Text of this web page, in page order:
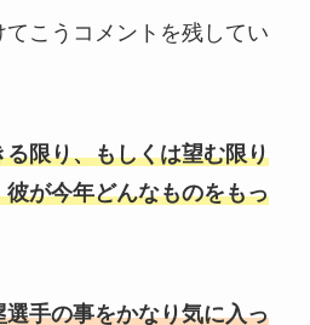
こうコメントを残してい
る限り、もしくは望む限り
が今年どんなものをもっ
手の事をかなり気に入っ